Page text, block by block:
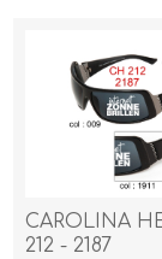
CAROLINA
212 - 2187